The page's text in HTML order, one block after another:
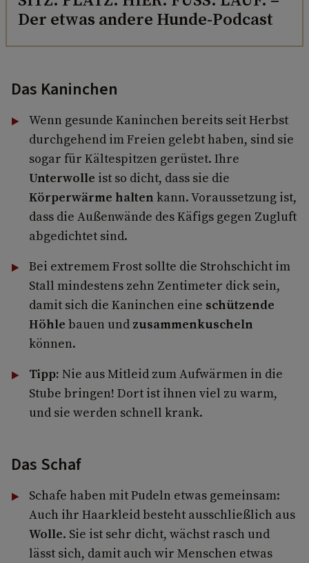
Der etwas andere Hunde-Podcast
Das Kaninchen
Wenn gesunde Kaninchen bereits seit Herbst
durchgehend im Freien gelebt haben, sind sie
sogar für Kältespitzen gerüstet. Ihre
Unterwolle ist so dicht, dass sie die
Körperwärme halten kann. Voraussetzung ist,
dass die Außenwände des Käfigs gegen Zugluft
abgedichtet sind.
Bei extremem Frost sollte die Strohschicht im
Stall mindestens zehn Zentimeter dick sein,
damit sich die Kaninchen eine schützende
Höhle bauen und zusammenkuscheln
können.
Tipp: Nie aus Mitleid zum Aufwärmen in die
Stube bringen! Dort ist ihnen viel zu warm,
und sie werden schnell krank.
Das Schaf
Schafe haben mit Pudeln etwas gemeinsam:
Auch ihr Haarkleid besteht ausschließlich aus
Wolle. Sie ist sehr dicht, wächst rasch und
lässt sich, damit auch wir Menschen etwas